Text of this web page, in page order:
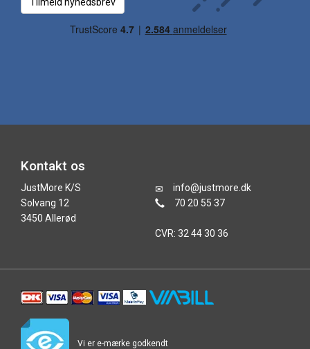
Kontakt os
JustMore K/S
Solvang 12
3450 Allerød
info@justmore.dk
70 20 55 37
CVR: 32 44 30 36
Vi er e-mærke godkendt